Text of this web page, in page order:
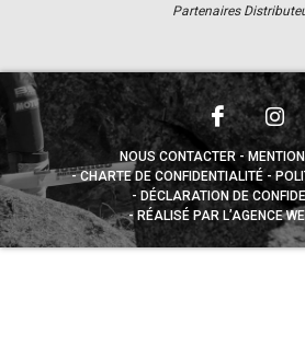
Partenaires
NOUS CONTACTER
CHARTE DE CONFIDENTIALITÉ
DÉCLARATION DE
RÉALISÉ PAR L’AGENCE